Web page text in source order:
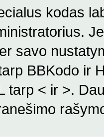
kodas
savo
BBKodo ir
tarp < ir >.